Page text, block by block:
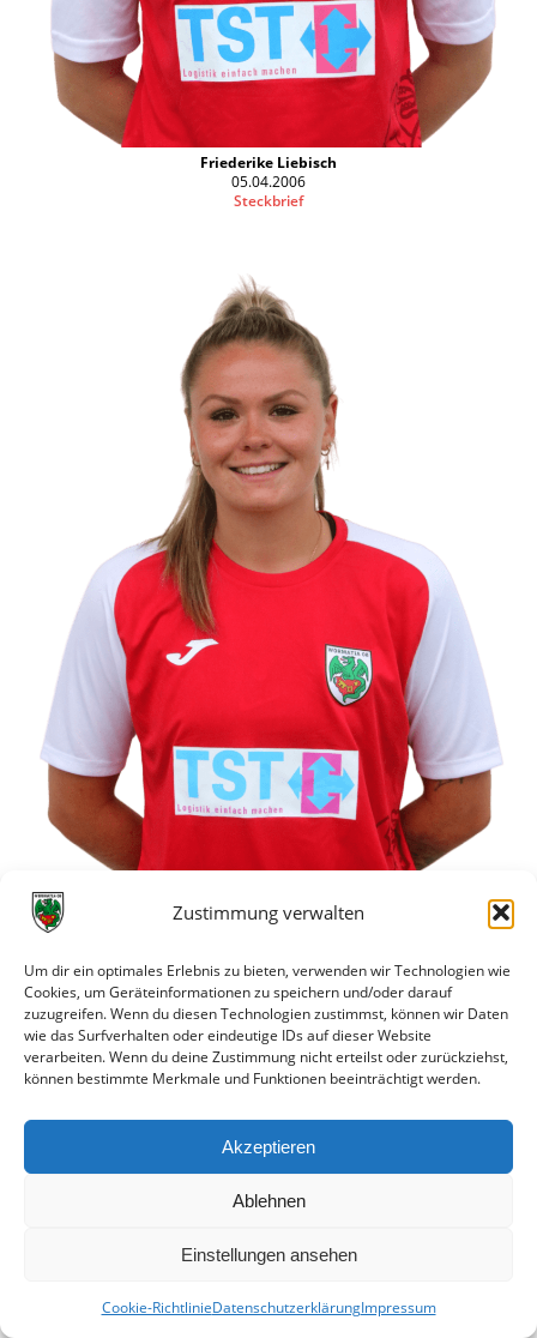
Zustimmung verwalten
Um dir ein optimales Erlebnis zu bieten, verwenden wir Technologien wie
Cookies, um Geräteinformationen zu speichern und/oder darauf
zuzugreifen. Wenn du diesen Technologien zustimmst, können wir Daten
wie das Surfverhalten oder eindeutige IDs auf dieser Website
verarbeiten. Wenn du deine Zustimmung nicht erteilst oder zurückziehst,
können bestimmte Merkmale und Funktionen beeinträchtigt werden.
Akzeptieren
Ablehnen
Einstellungen ansehen
Cookie-RichtlinieDatenschutzerklärungImpressum
Friederike Liebisch
05.04.2006
Steckbrief
Steckbrief